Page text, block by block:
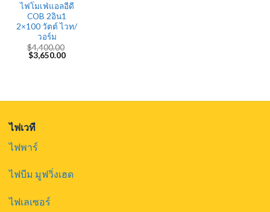
ไฟโมเฟ่แอลอีดี
COB 2อิน1
2×100 วัตต์ ไวท/
วอร์ม
$4,400.00
Original
price
$3,650.00Current
ไฟเวที
ไฟพาร์
ไฟบีม มูฟวิ่งเฮด
ไฟเลเซอร์